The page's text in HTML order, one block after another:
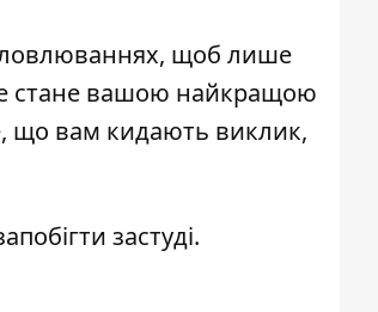
щоб лише
стане вашою найкращою
що вам кидають виклик,
застуді.